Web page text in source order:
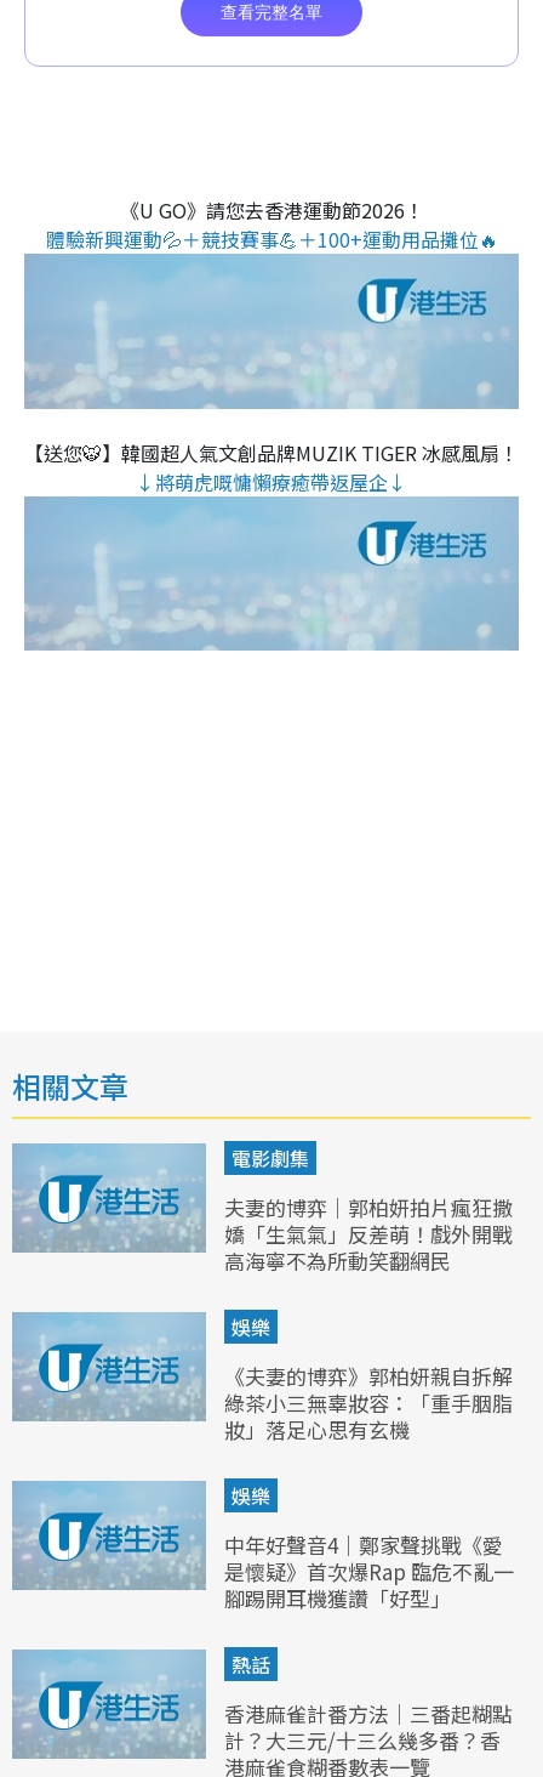
《U GO》請您去香港運動節2026！
體驗新興運動💦＋競技賽事💪＋100+運動用品攤位🔥
【送您🐯】韓國超人氣文創品牌MUZIK TIGER 冰感風扇！
↓將萌虎嘅慵懶療癒帶返屋企↓
相關文章
電影劇集
夫妻的博弈｜郭柏妍拍片瘋狂撒
嬌「生氣氣」反差萌！戲外開戰
高海寧不為所動笑翻網民
娛樂
《夫妻的博弈》郭柏妍親自拆解
綠茶小三無辜妝容：「重手胭脂
妝」落足心思有玄機
娛樂
中年好聲音4｜鄭家聲挑戰《愛
是懷疑》首次爆Rap 臨危不亂一
腳踢開耳機獲讚「好型」
熱話
香港麻雀計番方法｜三番起糊點
計？大三元/十三么幾多番？香
港麻雀食糊番數表一覽